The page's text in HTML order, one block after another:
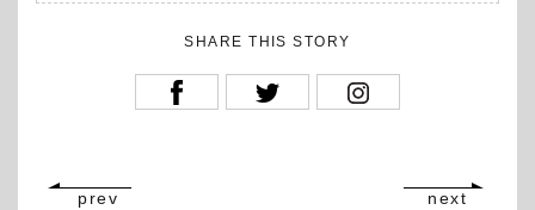
SHARE THIS STORY
prev next